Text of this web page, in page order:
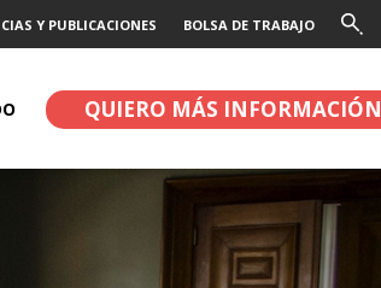
Y PUBLICACIONES BOLSA DE TRABAJO
QUIERO MÁS INFORMACIÓN